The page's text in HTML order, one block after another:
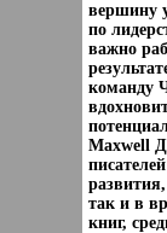
вершину
по
важно
команду
Maxwell
так и в
книг,